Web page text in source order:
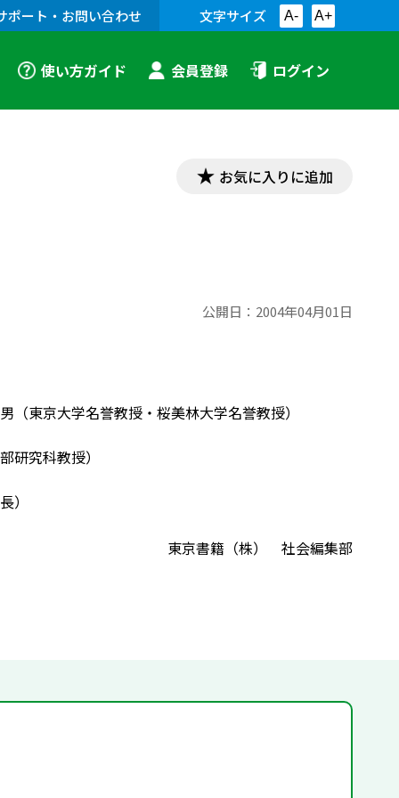
ポート・お問い合わせ 文字サイズ A- A+
使い方ガイド 会員登録 ログイン
お気に入りに追加
公開日： 2004年04月01日
東京大学名誉教授・桜美林大学名誉教授）
研究科教授）
）
東京書籍（株） 社会編集部